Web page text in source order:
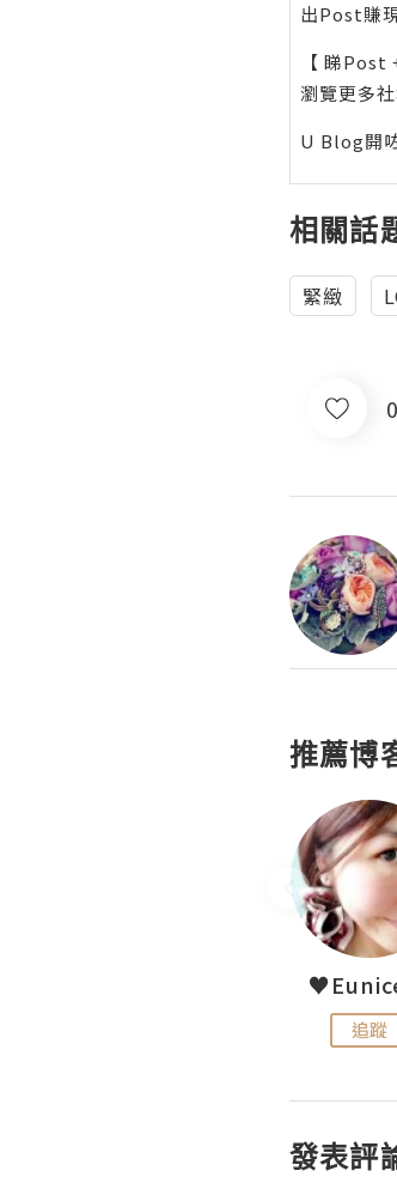
出Post賺
【 睇Post
瀏覽更多
U Blog開
相關話
緊緻
推薦博
追蹤
發表評